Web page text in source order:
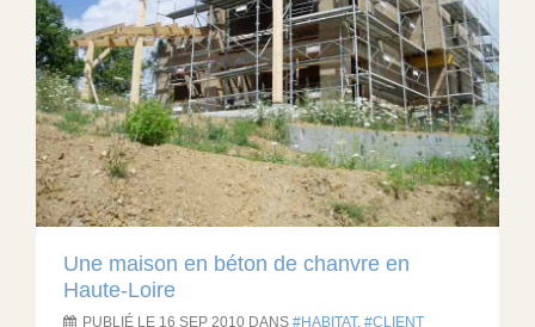
Une maison en béton de chanvre en
Haute-Loire
PUBLIÉ LE 16 SEP 2010 DANS HABITAT
CLIENT